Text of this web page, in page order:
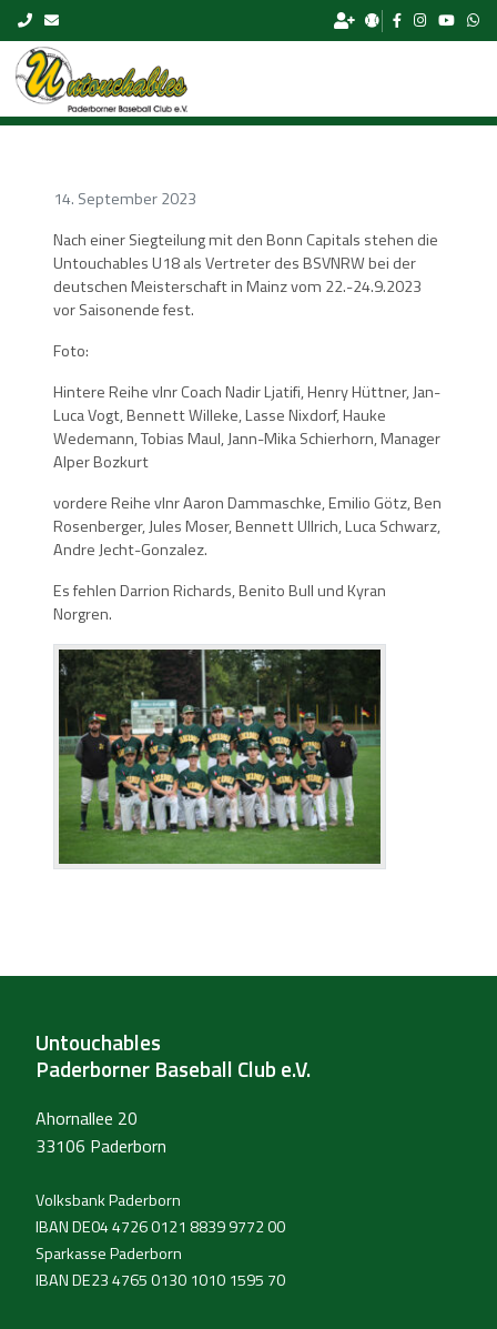
Skip to content
14. September 2023
Nach einer Siegteilung mit den Bonn Capitals stehen die
Untouchables U18 als Vertreter des BSVNRW bei der
deutschen Meisterschaft in Mainz vom 22.-24.9.2023
vor Saisonende fest.
Foto:
Hintere Reihe vlnr Coach Nadir Ljatifi, Henry Hüttner, Jan-
Luca Vogt, Bennett Willeke, Lasse Nixdorf, Hauke
Wedemann, Tobias Maul, Jann-Mika Schierhorn, Manager
Alper Bozkurt
vordere Reihe vlnr Aaron Dammaschke, Emilio Götz, Ben
Rosenberger, Jules Moser, Bennett Ullrich, Luca Schwarz,
Andre Jecht-Gonzalez.
Es fehlen Darrion Richards, Benito Bull und Kyran
Norgren.
Untouchables
Paderborner Baseball Club e.V.
Ahornallee 20
33106 Paderborn
Volksbank Paderborn
IBAN DE04 4726 0121 8839 9772 00
Sparkasse Paderborn
IBAN DE23 4765 0130 1010 1595 70